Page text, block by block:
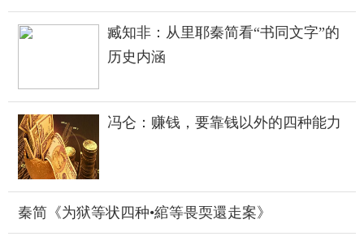
臧知非：从里耶秦简看“书同文字”的
历史内涵
冯仑：赚钱，要靠钱以外的四种能力
秦简《为狱等状四种•綰等畏耎還走案》